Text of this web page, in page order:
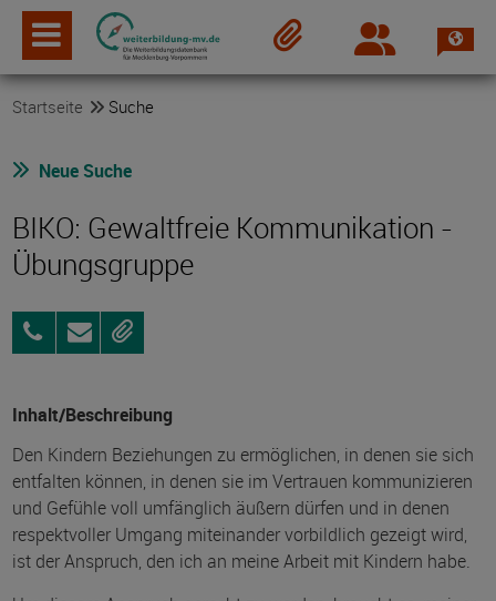
Login
Startseite Suche
Neue Suche
BIKO: Gewaltfreie Kommunikation -
Übungsgruppe
0173
36
AnfragenMerken
Inhalt/Beschreibung
Den Kindern Beziehungen zu ermöglichen, in denen sie sich
entfalten können, in denen sie im Vertrauen kommunizieren
und Gefühle voll umfänglich äußern dürfen und in denen
respektvoller Umgang miteinander vorbildlich gezeigt wird,
ist der Anspruch, den ich an meine Arbeit mit Kindern habe.